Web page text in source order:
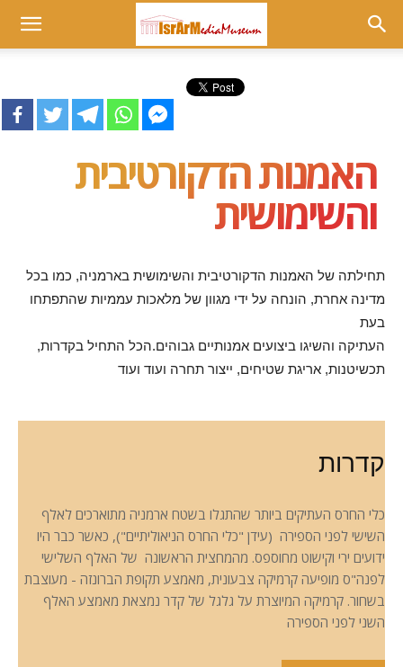
Museum
האמנות הדקורטיבית
והשימושית
תחילתה של האמנות הדקורטיבית והשימושית בארמניה, כמו בכל
מדינה אחרת, הונחה על ידי מגוון של מלאכות עממיות שהתפתחו
בעת
העתיקה והשיגו ביצועים אמנותיים גבוהים.הכל התחיל בקדרות,
תכשיטנות, אריגת שטיחים, ייצור תחרה ועוד ועוד
קדרות
כלי החרס העתיקים ביותר שהתגלו בשטח ארמניה מתוארכים לאלף
השישי לפני הספירה (עידן "כלי החרס הניאוליתיים"), כאשר כבר היו
ידועים ירי וקישוט מחוספס. מהמחצית הראשונה של האלף השלישי
לפנה"ס מופיעה קרמיקה צבעונית, מאמצע תקופת הברונזה - מעוצבת
בשחור. קרמיקה המיוצרת על גלגל של קדר נמצאת מאמצע האלף
השני לפני הספירה